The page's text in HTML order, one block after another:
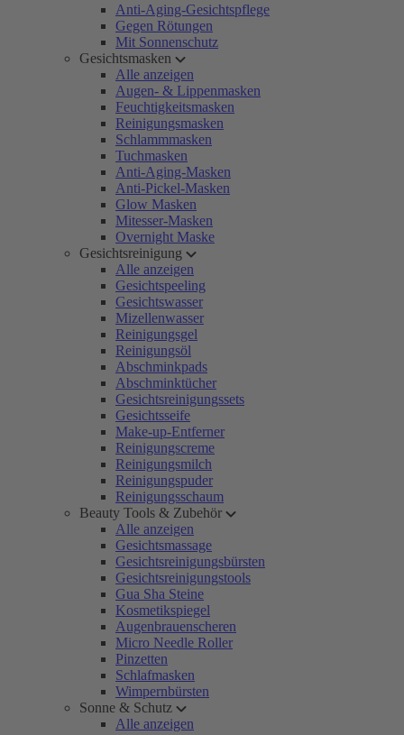
Anti-Aging-Gesichtspflege
Gegen Rötungen
Mit Sonnenschutz
Gesichtsmasken
Alle anzeigen
Augen- & Lippenmasken
Feuchtigkeitsmasken
Reinigungsmasken
Schlammmasken
Tuchmasken
Anti-Aging-Masken
Anti-Pickel-Masken
Glow Masken
Mitesser-Masken
Overnight Maske
Gesichtsreinigung
Alle anzeigen
Gesichtspeeling
Gesichtswasser
Mizellenwasser
Reinigungsgel
Reinigungsöl
Abschminkpads
Abschminktücher
Gesichtsreinigungssets
Gesichtsseife
Make-up-Entferner
Reinigungscreme
Reinigungsmilch
Reinigungspuder
Reinigungsschaum
Beauty Tools & Zubehör
Alle anzeigen
Gesichtsmassage
Gesichtsreinigungsbürsten
Gesichtsreinigungstools
Gua Sha Steine
Kosmetikspiegel
Augenbrauenscheren
Micro Needle Roller
Pinzetten
Schlafmasken
Wimpernbürsten
Sonne & Schutz
Alle anzeigen